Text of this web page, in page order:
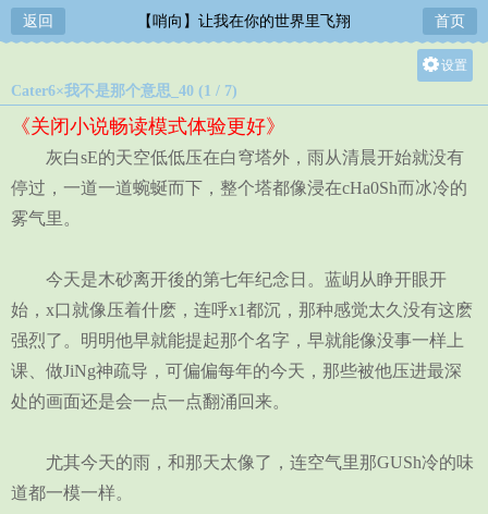
返回 【哨向】让我在你的世界里飞翔 首页
设置
中
小
Cater6×我不是那个意思_40 (1 / 7)
《关闭小说畅读模式体验更好》
灰白sE的天空低低压在白穹塔外，雨从清晨开始就没有
停过，一道一道蜿蜒而下，整个塔都像浸在cHa0Sh而冰冷的
雾气里。
今天是木砂离开後的第七年纪念日。蓝岄从睁开眼开
始，x口就像压着什麽，连呼x1都沉，那种感觉太久没有这麽
强烈了。明明他早就能提起那个名字，早就能像没事一样上
课、做JiNg神疏导，可偏偏每年的今天，那些被他压进最深
处的画面还是会一点一点翻涌回来。
尤其今天的雨，和那天太像了，连空气里那GUSh冷的味
道都一模一样。